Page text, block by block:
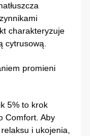
charakteryzuje
cytrusową.
promieni
5% to krok
Comfort. Aby
i ukojenia,